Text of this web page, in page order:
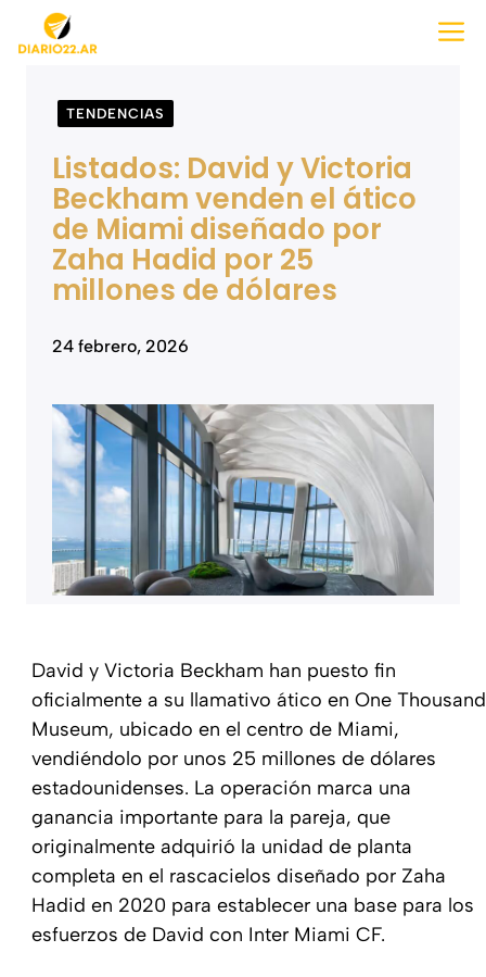
Saltar
TENDENCIAS
Listados: David y Victoria
Beckham venden el ático
de Miami diseñado por
Zaha Hadid por 25
millones de dólares
24 febrero, 2026
David y Victoria Beckham han puesto fin
oficialmente a su llamativo ático en One Thousand
Museum, ubicado en el centro de Miami,
vendiéndolo por unos 25 millones de dólares
estadounidenses. La operación marca una
ganancia importante para la pareja, que
originalmente adquirió la unidad de planta
completa en el rascacielos diseñado por Zaha
Hadid en 2020 para establecer una base para los
esfuerzos de David con Inter Miami CF.